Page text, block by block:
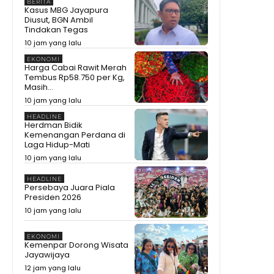
Tidak
Detik-Detik Prabowo Uji Temuan
Periset! Dibanting hingga Diinjak
09:04
Kepala BRIN Beberkan
Pengembangan Teknologi
Nuklir RI di Hadapan Prabowo
13:35
Prabowo Blak-blakan!
Kenyataan Pendidikan RI Masih
Kalah dari dari Negara
Prabowo Terkesan! BRIN Ubah
Limbah Sawit Jadi Sepatu
Super Murah Cuma Rp47 Ribu!
09:47
Prabowo Blak-blakan! Menteri
Pendidikan Singapura Disebut
Tak Bisa Disamakan dengan
Indonesia
Depan DPRD, KDM Sindir BUMD
Enak Betul Terima Rp10 Miliar
Tanpa Kerja
08:47
Hakim Saldi Isra Semprot
Pemerintah Jangan Bela
Maskapai Terus , Gegara Ganti
Rugi Delay Cuma Rp300
BERITA
Kasus MBG Jayapura
Diusut, BGN Ambil
Tindakan Tegas
10 jam yang lalu
EKONOMI
Harga Cabai Rawit Merah
Tembus Rp58.750 per Kg,
Masih...
10 jam yang lalu
HEADLINE
Herdman Bidik
Kemenangan Perdana di
Laga Hidup-Mati
10 jam yang lalu
HEADLINE
Persebaya Juara Piala
Presiden 2026
10 jam yang lalu
EKONOMI
Kemenpar Dorong Wisata
Jayawijaya
12 jam yang lalu